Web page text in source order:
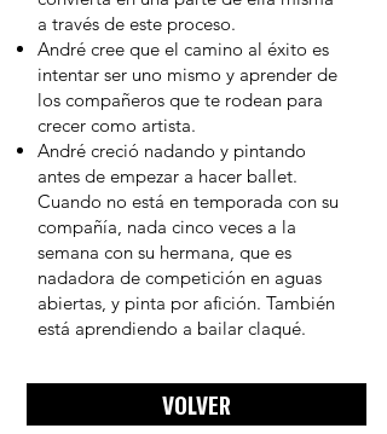
a través de este proceso.
André cree que el camino al éxito es
intentar ser uno mismo y aprender de
los compañeros que te rodean para
crecer como artista.
André creció nadando y pintando
antes de empezar a hacer ballet.
Cuando no está en temporada con su
compañía, nada cinco veces a la
semana con su hermana, que es
nadadora de competición en aguas
abiertas, y pinta por afición. También
está aprendiendo a bailar claqué.
VOLVER